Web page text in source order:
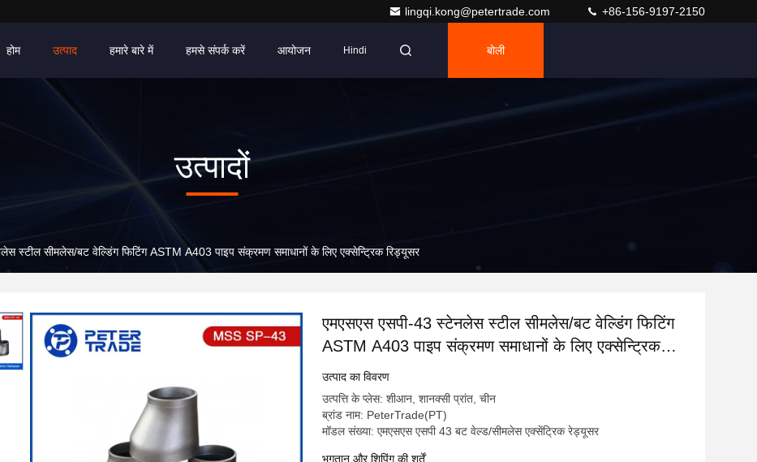
lingqi.kong@petertrade.com +86-156-9197-2150
होम उत्पाद हमारे बारे में हमसे संपर्क करें आयोजन Hindi बोली
उत्पादों
स्टील सीमलेस/बट वेल्डिंग फिटिंग ASTM A403 पाइप संक्रमण समाधानों के लिए एक्सेन्ट्रिक रिड्यूसर
एमएसएस एसपी-43 स्टेनलेस स्टील सीमलेस/बट वेल्डिंग फिटिंग
ASTM A403 पाइप संक्रमण समाधानों के लिए एक्सेन्ट्रिक
रिड्यूसर
उत्पाद का विवरण
उत्पत्ति के प्लेस: शीआन, शानक्सी प्रांत, चीन
ब्रांड नाम: PeterTrade(PT)
मॉडल संख्या: एमएसएस एसपी 43 बट वेल्ड/सीमलेस एक्सेंट्रिक रेड्यूसर
भुगतान और शिपिंग की शर्तें